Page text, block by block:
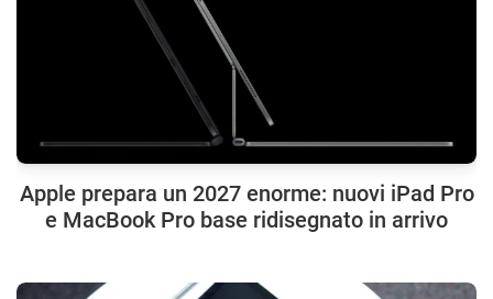
Apple prepara un 2027 enorme: nuovi iPad Pro
e MacBook Pro base ridisegnato in arrivo